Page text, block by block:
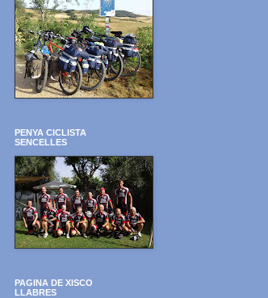
PENYA CICLISTA
SENCELLES
PAGINA DE XISCO
LLABRES